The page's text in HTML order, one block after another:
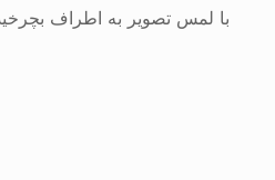
با لمس تصویر به اطراف